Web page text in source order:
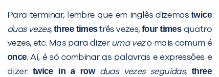
Para terminar, lembre que em inglês dizemos twice
duas vezes,three timestrês vezes,four times quatro
vezes, etc. Mas para dizer uma vezo mais comum é
once. Aí, é só combinar as palavras e expressões e
dizer: twice in a row duas vezes seguidas, three
VOLTAR